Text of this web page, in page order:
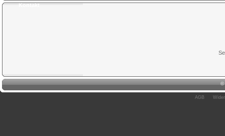
Kontakt
©
AGB